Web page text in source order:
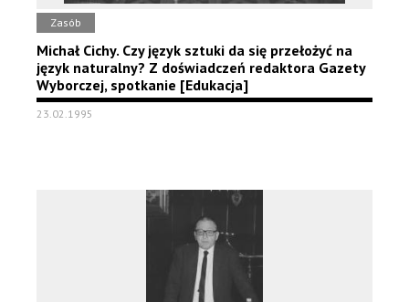
Zasób
Michał Cichy. Czy język sztuki da się przełożyć na
język naturalny? Z doświadczeń redaktora Gazety
Wyborczej, spotkanie [Edukacja]
23.02.1995